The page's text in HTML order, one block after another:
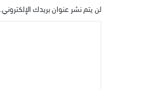
لن يتم نشر عنوان بريدك الإلكتروني.